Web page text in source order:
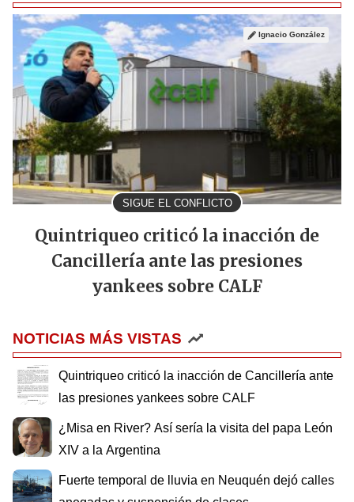
SIGUE EL CONFLICTO
Ignacio González
Quintriqueo criticó la inacción de
Cancillería ante las presiones
yankees sobre CALF
NOTICIAS MÁS VISTAS
Quintriqueo criticó la inacción de Cancillería ante
las presiones yankees sobre CALF
¿Misa en River? Así sería la visita del papa León
XIV a la Argentina
Fuerte temporal de lluvia en Neuquén dejó calles